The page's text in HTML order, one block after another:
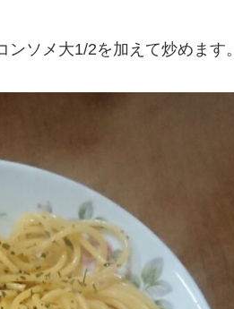
ソメ大1/2を加えて炒めます。